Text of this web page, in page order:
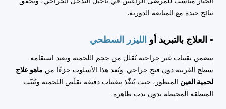
نتائج جيدة مع المتابعة الدورية.
• العلاج بالتبريد أو الليزر السطحي
يتضمن تقنيات غير جراحية تُقلل من حجم اللحمية وتعيد استقامة
سطح القرنية دون فتح جراحي. ويُعد هذا الأسلوب جزءًا من ماهو علاج
لحمية العين المتطور، حيث يُنفّذ بتقنيات دقيقة تقلّص اللحمية وتُثبّت
المنطقة المحيطة بدون ندب ظاهرة.